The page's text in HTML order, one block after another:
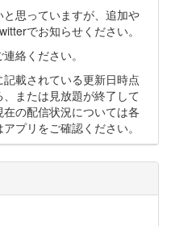
思っていますが、追加や
でお知らせください。
絡ください。
載されている更新日時点
または見放題が終了して
の配信状況については各
プリをご確認ください。